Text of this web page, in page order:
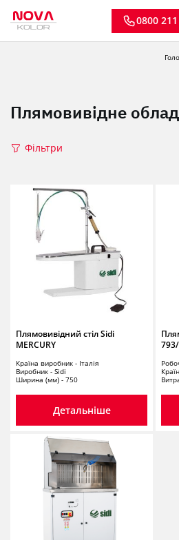
0800
Плямовивідне
Фільтри
Плямовивідний стіл Sidi
MERCURY
Країна виробник - Італія
Виробник - Sidi
Ширина (мм) - 750
Детальніше